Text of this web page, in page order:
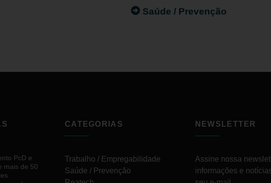
Saúde / Prevenção
PcD e
mais de 50
CATEGORIAS
Trabalho / Empregabilidade
Saúde / Prevenção
NEWSLETTER
Assine nossa
informações e